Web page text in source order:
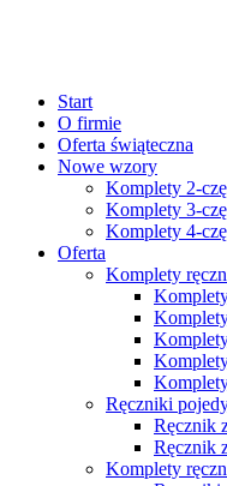
Start
O firmie
Oferta świąteczna
Nowe wzory
Komplety 2-
Komplety 3-
Komplety 4-
Oferta
Komplety
Ręczniki
Ręcznik
Ręcznik
Komplety